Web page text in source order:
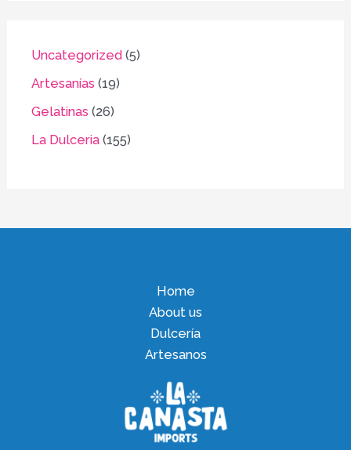
Uncategorized 5
Artesanías 19
Gelatinas 26
La Dulceria 155
Home
About us
Dulcería
Artesanos